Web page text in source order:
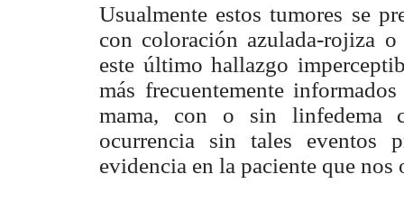
Usualmente estos tumores se
con coloración azulada-rojiza
este último hallazgo
más frecuentemente
mama, con o sin linfedema
ocurrencia sin tales eventos
evidencia en la paciente que nos